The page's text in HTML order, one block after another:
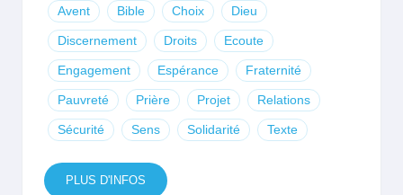
Avent Bible Choix Dieu
Discernement Droits Ecoute
Engagement Espérance Fraternité
Pauvreté Prière Projet Relations
Sécurité Sens Solidarité Texte
PLUS D'INFOS